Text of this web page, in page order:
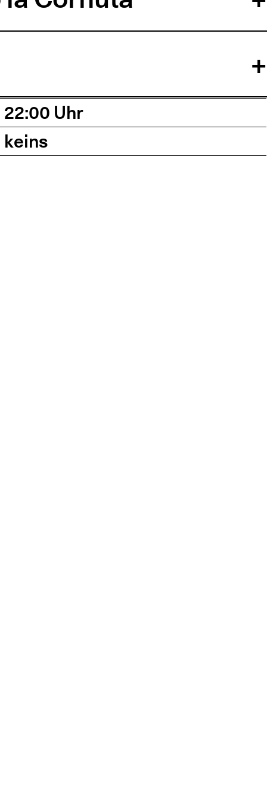
22:00 Uhr
keins